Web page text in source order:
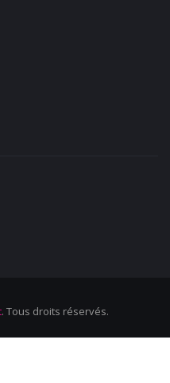
. Tous droits réservés.